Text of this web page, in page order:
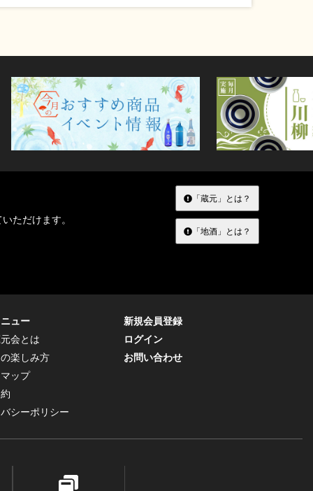
ただけます。
「蔵元」とは？
「地酒」とは？
ュー
会とは
楽しみ方
ップ
シーポリシー
新規会員登録
ログイン
お問い合わせ